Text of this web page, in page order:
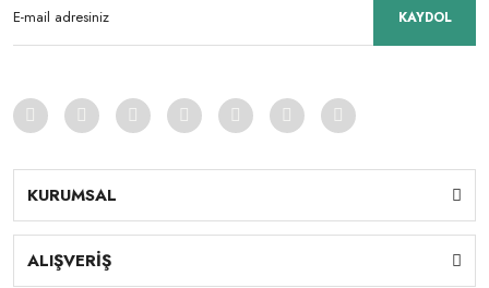
KAYDOL
KURUMSAL
ALIŞVERİŞ